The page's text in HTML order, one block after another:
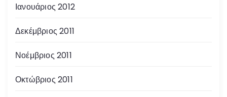
Ιανουάριος 2012
Δεκέμβριος 2011
Νοέμβριος 2011
Οκτώβριος 2011